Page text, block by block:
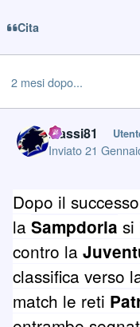
Cita
2 mesi dopo...
Massi81
Inviato21
Dopo il
la Sampdoria si
contro la
classifica verso
match le reti